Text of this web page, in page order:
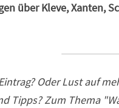
über Kleve, Xanten,
Oder Lust auf
Tipps? Zum Thema